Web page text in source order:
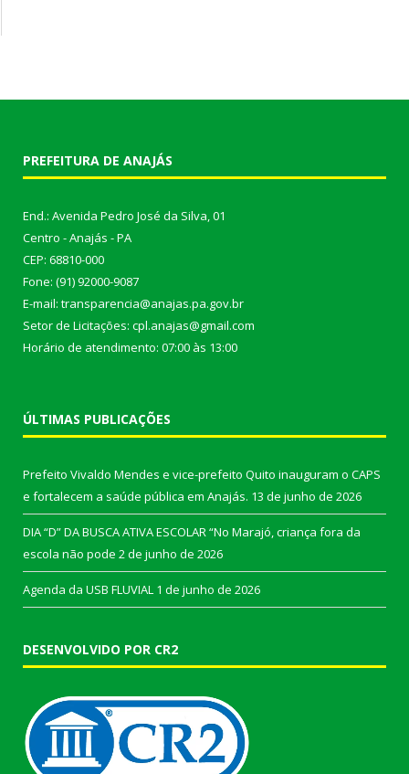
PREFEITURA DE ANAJÁS
End.: Avenida Pedro José da Silva, 01
Centro - Anajás - PA
CEP: 68810-000
Fone: (91) 92000-9087
E-mail: transparencia@anajas.pa.gov.br
Setor de Licitações: cpl.anajas@gmail.com
Horário de atendimento: 07:00 às 13:00
ÚLTIMAS PUBLICAÇÕES
Prefeito Vivaldo Mendes e vice-prefeito Quito inauguram o CAPS
e fortalecem a saúde pública em Anajás. 13 de junho de 2026
DIA “D” DA BUSCA ATIVA ESCOLAR “No Marajó, criança fora da
escola não pode 2 de junho de 2026
Agenda da USB FLUVIAL 1 de junho de 2026
DESENVOLVIDO POR CR2